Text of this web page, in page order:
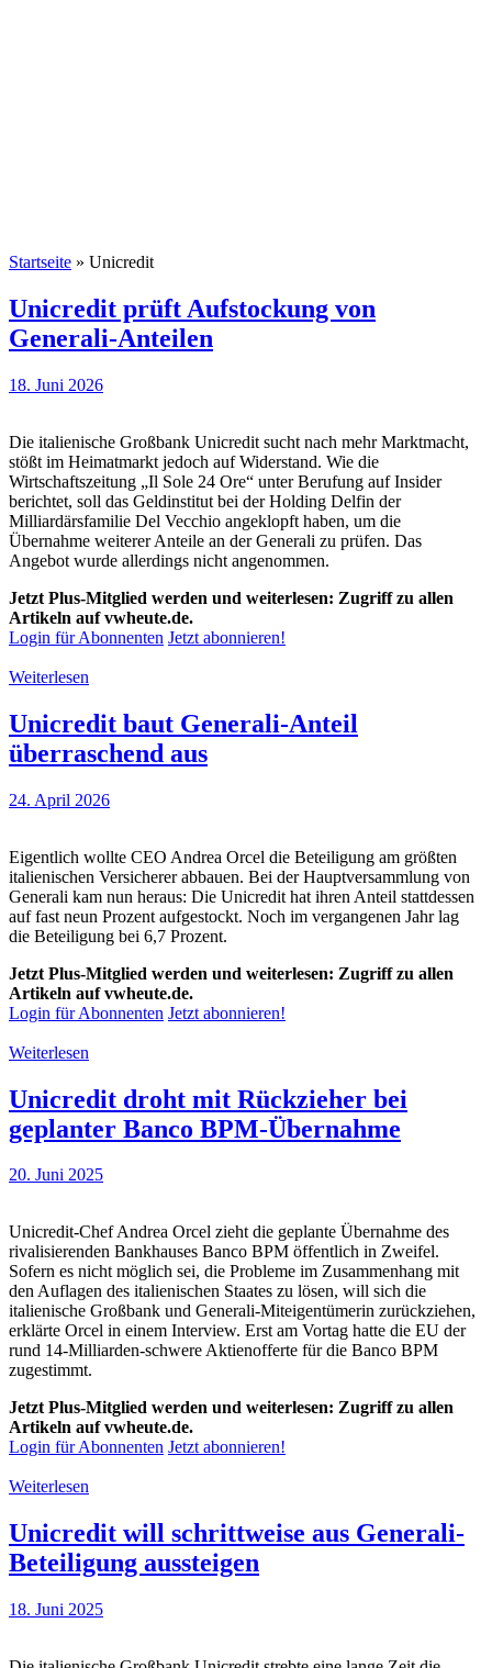
Startseite » Unicredit
Unicredit prüft Aufstockung von
Generali-Anteilen
18. Juni 2026
Die italienische Großbank Unicredit sucht nach mehr Marktmacht,
stößt im Heimatmarkt jedoch auf Widerstand. Wie die
Wirtschaftszeitung „Il Sole 24 Ore“ unter Berufung auf Insider
berichtet, soll das Geldinstitut bei der Holding Delfin der
Milliardärsfamilie Del Vecchio angeklopft haben, um die
Übernahme weiterer Anteile an der Generali zu prüfen. Das
Angebot wurde allerdings nicht angenommen.
Jetzt Plus-Mitglied werden und weiterlesen: Zugriff zu allen
Artikeln auf vwheute.de.
Login für Abonnenten Jetzt abonnieren!
Weiterlesen
Unicredit baut Generali-Anteil
überraschend aus
24. April 2026
Eigentlich wollte CEO Andrea Orcel die Beteiligung am größten
italienischen Versicherer abbauen. Bei der Hauptversammlung von
Generali kam nun heraus: Die Unicredit hat ihren Anteil stattdessen
auf fast neun Prozent aufgestockt. Noch im vergangenen Jahr lag
die Beteiligung bei 6,7 Prozent.
Jetzt Plus-Mitglied werden und weiterlesen: Zugriff zu allen
Artikeln auf vwheute.de.
Login für Abonnenten Jetzt abonnieren!
Weiterlesen
Unicredit droht mit Rückzieher bei
geplanter Banco BPM-Übernahme
20. Juni 2025
Unicredit-Chef Andrea Orcel zieht die geplante Übernahme des
rivalisierenden Bankhauses Banco BPM öffentlich in Zweifel.
Sofern es nicht möglich sei, die Probleme im Zusammenhang mit
den Auflagen des italienischen Staates zu lösen, will sich die
italienische Großbank und Generali-Miteigentümerin zurückziehen,
erklärte Orcel in einem Interview. Erst am Vortag hatte die EU der
rund 14-Milliarden-schwere Aktienofferte für die Banco BPM
zugestimmt.
Jetzt Plus-Mitglied werden und weiterlesen: Zugriff zu allen
Artikeln auf vwheute.de.
Login für Abonnenten Jetzt abonnieren!
Weiterlesen
Unicredit will schrittweise aus Generali-
Beteiligung aussteigen
18. Juni 2025